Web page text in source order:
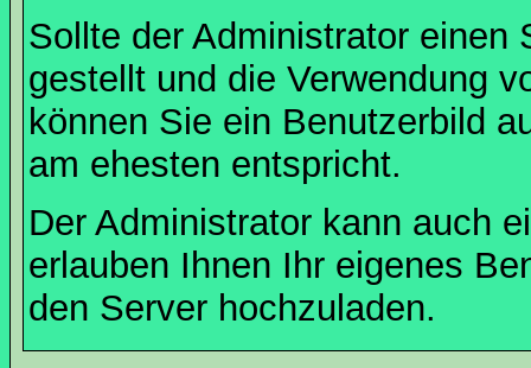
Sollte der Administrator einen
gestellt und die Verwendung
können Sie ein Benutzerbild
am ehesten entspricht.
Der Administrator kann auch
erlauben Ihnen Ihr eigenes
den Server hochzuladen.